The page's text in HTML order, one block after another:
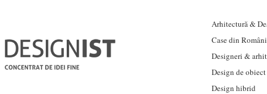
Arhitectură &
Case din
Designeri &
Design de obiect
Design hibrid